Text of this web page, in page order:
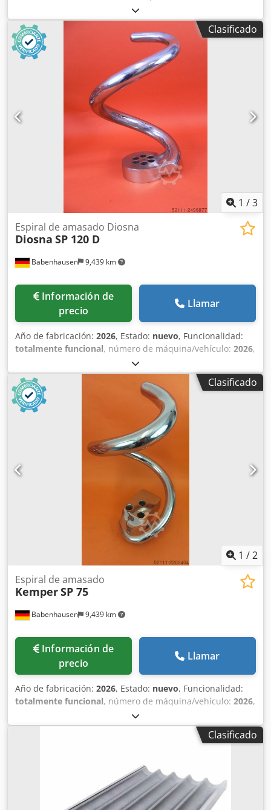
unidades. Precio por paquete de 46 unidades. Dcodpfx
Afozdqy Hotek El equipo se encuentra en nuestro almacén
(36-068 Bachórz, Polonia). El precio indicado es el precio
neto. HABLAMOS INGLÉS, ALEMÁN, FRANCÉS, RUSO Y
UCRANIANO.
Clasificado
1 /3
Babenhausen 9,439 km
Espiral de amasado Diosna
Diosna SP 120 D
Información de
precio
Llamar
Año de fabricación: 2026, Estado: nuevo, Funcionalidad:
totalmente funcional, número de máquina/vehículo: 2026,
NUEVO NUEVO Espiral de amasado para Diosna NUEVO
NUEVO Espiral de alta calidad para amasadoras espirales
Diosna para máquinas de panadería/amasadoras para el
modelo: SP 120 D Herramienta de amasado de acero
inoxidable ¡Disponible para entrega inmediata! ¡Otras
espirales de amasado disponibles bajo petición! Pieza de
repuesto - Servicio técnico Dedpfx Aecphnqoftock Visite
nuestra tienda Milbrandt, donde encontrará una amplia
variedad de máquinas de panadería.
Clasificado
1 /2
Babenhausen 9,439 km
Espiral de amasado
KemperSP 75
Información de
precio
Llamar
Año de fabricación: 2026, Estado: nuevo, Funcionalidad:
totalmente funcional, número de máquina/vehículo: 2026,
NUEVO +++ NUEVO Espiral para amasar, herramienta para
amasar NUEVO +++ NUEVO Dcedpscdh Hfjfx Aftok Espiral
para amasadora Kemper para máquina de panadería
¡Entrega inmediata! ¡Otras espirales para amasar
disponibles bajo pedido! Amplio servicio de piezas de
repuesto ¡Ofrecemos una gran variedad de piezas de
repuesto para máquinas de panadería!
Clasificado